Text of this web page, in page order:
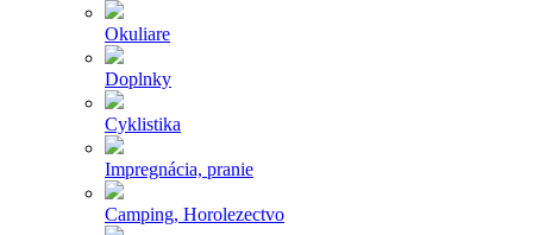
Okuliare
Doplnky
Cyklistika
Impregnácia, pranie
Camping, Horolezectvo